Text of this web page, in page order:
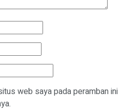
web saya pada peramban ini